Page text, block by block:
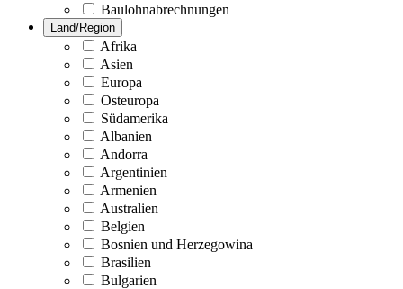
Baulohnabrechnungen
Land/Region
Afrika
Asien
Europa
Osteuropa
Südamerika
Albanien
Andorra
Argentinien
Armenien
Australien
Belgien
Bosnien und Herzegowina
Brasilien
Bulgarien